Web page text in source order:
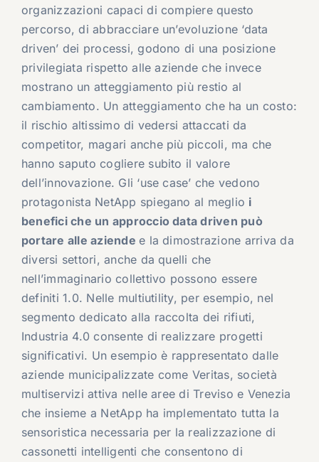
organizzazioni capaci di compiere questo
percorso, di abbracciare un’evoluzione ‘data
driven’ dei processi, godono di una posizione
privilegiata rispetto alle aziende che invece
mostrano un atteggiamento più restio al
cambiamento. Un atteggiamento che ha un costo:
il rischio altissimo di vedersi attaccati da
competitor, magari anche più piccoli, ma che
hanno saputo cogliere subito il valore
dell’innovazione. Gli ‘use case’ che vedono
protagonista NetApp spiegano al meglio i
benefici che un approccio data driven può
portare alle aziendee la dimostrazione arriva da
diversi settori, anche da quelli che
nell’immaginario collettivo possono essere
definiti 1.0. Nelle multiutility, per esempio, nel
segmento dedicato alla raccolta dei rifiuti,
Industria 4.0 consente di realizzare progetti
significativi. Un esempio è rappresentato dalle
aziende municipalizzate come Veritas, società
multiservizi attiva nelle aree di Treviso e Venezia
che insieme a NetApp ha implementato tutta la
sensoristica necessaria per la realizzazione di
cassonetti intelligenti che consentono di